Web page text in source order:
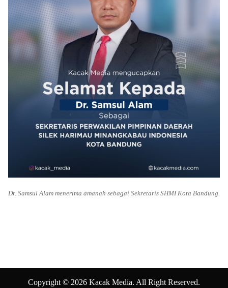
Dr. Samsul Alam menerima amanah sebagai Sekretaris SHMI Kota Bandung.
Copyright © 2026 Kacak Media. All Right Reserved.